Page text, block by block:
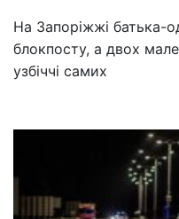
На Запоріжжі батька-
блокпосту, а двох
узбіччі самих